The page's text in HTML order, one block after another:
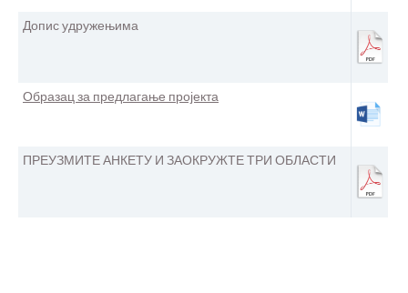
Допис удружењима
Образац за предлагање пројекта
ПРЕУЗМИТЕ АНКЕТУ И ЗАОКРУЖТЕ ТРИ ОБЛАСТИ